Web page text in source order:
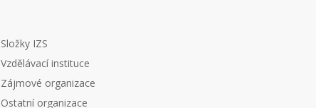
Složky IZS
Vzdělávací instituce
Zájmové organizace
Ostatní organizace